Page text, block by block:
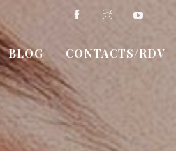
BLOG CONTACTS/RDV